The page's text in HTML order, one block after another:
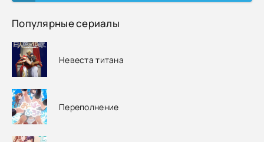
Популярные сериалы
Невеста титана
Переполнение